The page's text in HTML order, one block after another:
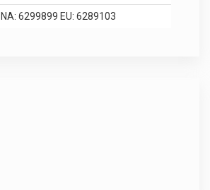
NA: 6299899 EU: 6289103